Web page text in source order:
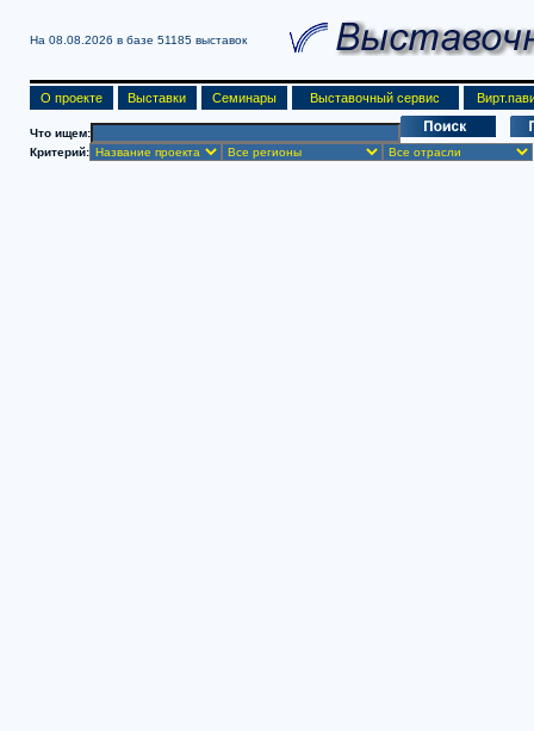
На 08.08.2026 в базе 51185 выставок
О проекте Выставки Семинары Выставочный сервис
Что ищем:
Критерий: